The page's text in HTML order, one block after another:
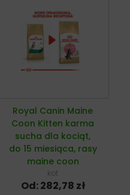
Royal Canin Maine
Coon Kitten karma
sucha dla kociąt,
do 15 miesiąca, rasy
maine coon
kot
Od:282,78 zł